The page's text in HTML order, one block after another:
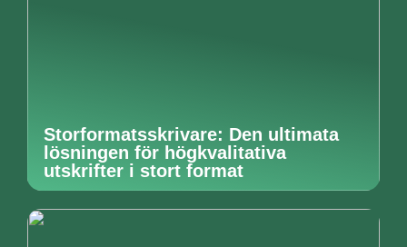
Storformatsskrivare: Den ultimata
lösningen för högkvalitativa
utskrifter i stort format